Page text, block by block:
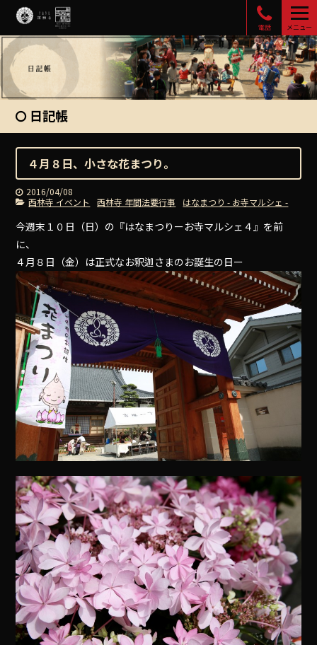
電話 メニュー
日記帳
４月８日、小さな花まつり。
2016/04/08
西林寺 イベント
西林寺 年間法要行事 はなまつり - お寺マルシェ -
今週末１０日（日）の『はなまつりーお寺マルシェ４』を前
に、
４月８日（金）は正式なお釈迦さまのお誕生の日ー